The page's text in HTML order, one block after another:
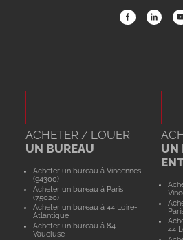
ACHETER / LOUER
UN BUREAU
Acheter un bureau à Vincennes
(94300)
Acheter un bureau à Paris
(75020)
Acheter un bureau à 44 Loire-
Atlantique
Acheter un bureau à 84
Vaucluse
UN
44